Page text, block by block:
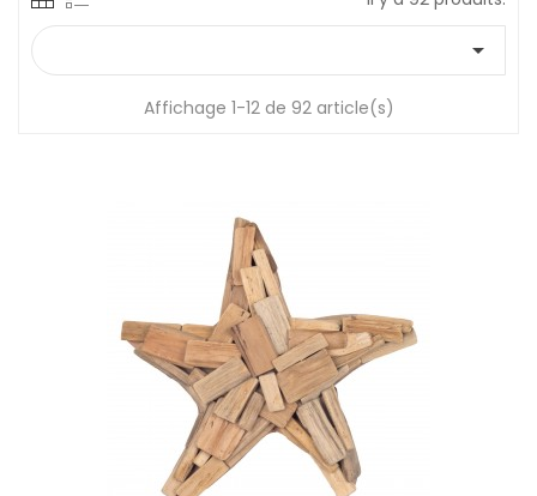

Affichage 1-12 de 92 article(s)